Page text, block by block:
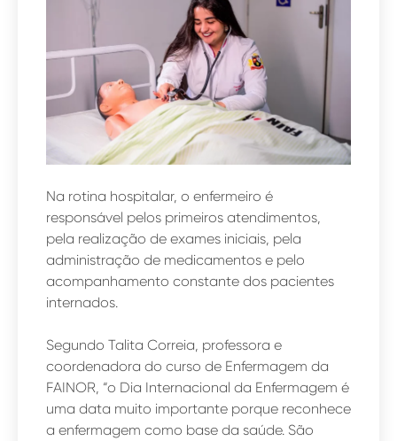
Na rotina hospitalar, o enfermeiro é
responsável pelos primeiros atendimentos,
pela realização de exames iniciais, pela
administração de medicamentos e pelo
acompanhamento constante dos pacientes
internados.
Segundo Talita Correia, professora e
coordenadora do curso de Enfermagem da
FAINOR, “o Dia Internacional da Enfermagem é
uma data muito importante porque reconhece
a enfermagem como base da saúde. São